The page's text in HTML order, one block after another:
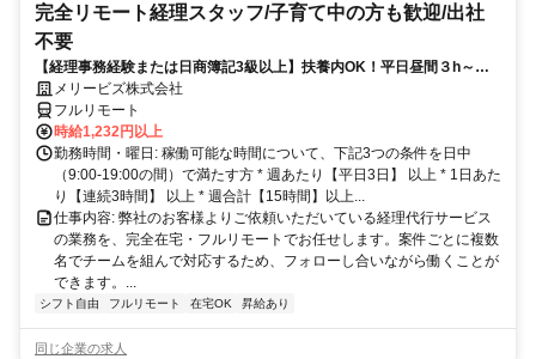
完全リモート経理スタッフ/子育て中の方も歓迎/出社
不要
【経理事務経験または日商簿記3級以上】扶養内OK！平日昼間３h～。
完全在宅で育児・介護中の方も大歓迎♪
メリービズ株式会社
フルリモート
時給1,232円以上
勤務時間・曜日: 稼働可能な時間について、下記3つの条件を日中
（9:00-19:00の間）で満たす方 * 週あたり【平日3日】 以上 * 1日あた
り【連続3時間】 以上 * 週合計【15時間】以上...
仕事内容: 弊社のお客様よりご依頼いただいている経理代行サービス
の業務を、完全在宅・フルリモートでお任せします。案件ごとに複数
名でチームを組んで対応するため、フォローし合いながら働くことが
できます。...
シフト自由 フルリモート 在宅OK 昇給あり
同じ企業の求人